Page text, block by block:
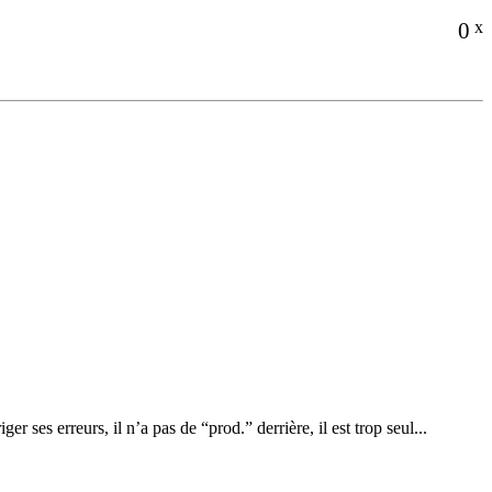
0 x
ses erreurs, il n’a pas de “prod.” derrière, il est trop seul...